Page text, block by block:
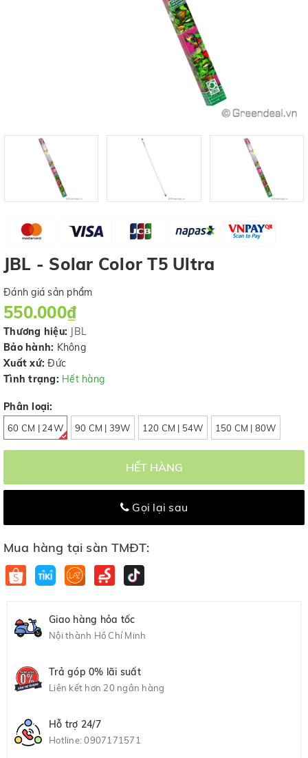
JBL - Solar Color T5 Ultra
Đánh giá sản phẩm
550.000₫
Thương hiệu:
JBL
Bảo hành: Không
Xuất xứ: Đức
Tình trạng: Hết hàng
Phân loại:
60 CM | 24W 90 CM | 39W 120 CM | 54W 150 CM | 80W
HẾT HÀNG
Gọi lại sau
Mua hàng tại sàn TMĐT:
Giao hàng hỏa tốc
Nội thành Hồ Chí Minh
Trả góp 0% lãi suất
Liên kết hơn 20 ngân hàng
Hỗ trợ 24/7
Hotline:0907171571